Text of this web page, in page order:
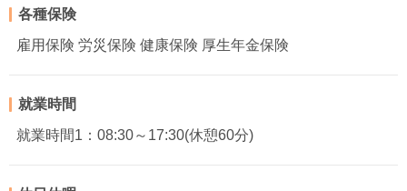
各種保険
雇用保険 労災保険 健康保険 厚生年金保険
就業時間
就業時間1：08:30～17:30(休憩60分)